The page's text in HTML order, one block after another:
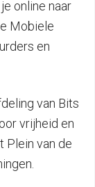
online naar
Mobiele
en
van Bits
vrijheid en
Plein van de